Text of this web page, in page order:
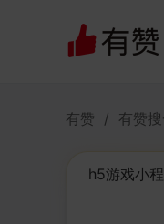
有赞 / 有赞